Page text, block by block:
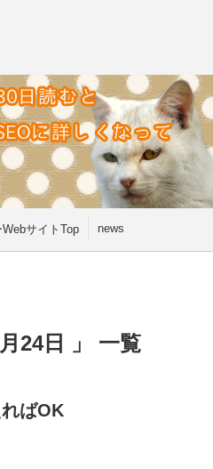
サイトTop news
24日 」 一覧
ばOK